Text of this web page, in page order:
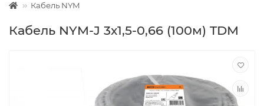
Кабель NYM
Кабель NYM-J 3х1,5-0,66 (100м) TDM